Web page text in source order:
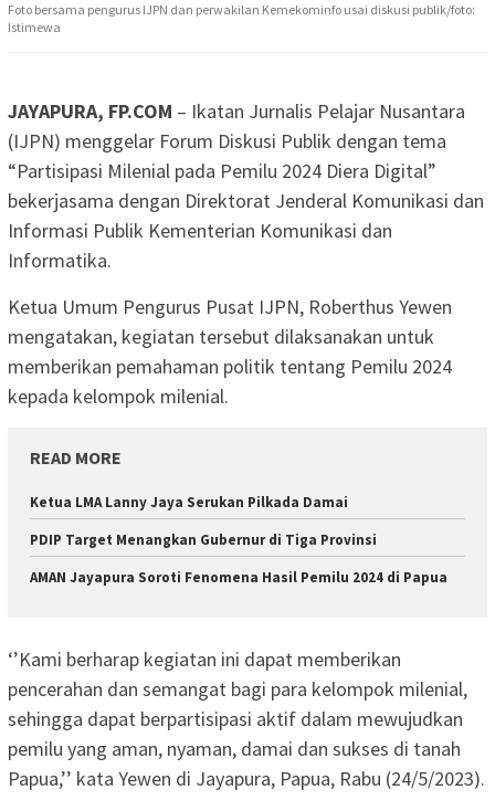
Foto bersama pengurus IJPN dan perwakilan Kemekominfo usai diskusi publik/foto:
Istimewa
JAYAPURA, FP.COM – Ikatan Jurnalis Pelajar Nusantara
(IJPN) menggelar Forum Diskusi Publik dengan tema
“Partisipasi Milenial pada Pemilu 2024 Diera Digital”
bekerjasama dengan Direktorat Jenderal Komunikasi dan
Informasi Publik Kementerian Komunikasi dan
Informatika.
Ketua Umum Pengurus Pusat IJPN, Roberthus Yewen
mengatakan, kegiatan tersebut dilaksanakan untuk
memberikan pemahaman politik tentang Pemilu 2024
kepada kelompok milenial.
READ MORE
Ketua LMA Lanny Jaya Serukan Pilkada Damai
PDIP Target Menangkan Gubernur di Tiga Provinsi
AMAN Jayapura Soroti Fenomena Hasil Pemilu 2024 di Papua
‘’Kami berharap kegiatan ini dapat memberikan
pencerahan dan semangat bagi para kelompok milenial,
sehingga dapat berpartisipasi aktif dalam mewujudkan
pemilu yang aman, nyaman, damai dan sukses di tanah
Papua,’’ kata Yewen di Jayapura, Papua, Rabu (24/5/2023).